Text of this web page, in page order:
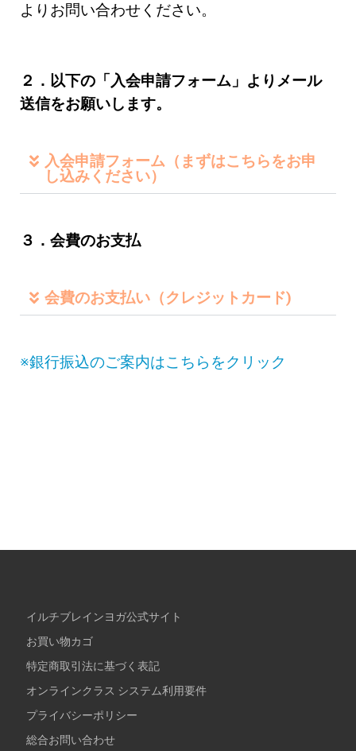
よりお問い合わせください。
２．以下の「入会申請フォーム」よりメール
送信をお願いします。
入会申請フォーム（まずはこちらをお申
し込みください）
３．会費のお支払
会費のお支払い（クレジットカード)
※銀行振込のご案内はこちらをクリック
イルチブレインヨガ公式サイト
お買い物カゴ
特定商取引法に基づく表記
オンラインクラス システム利用要件
プライバシーポリシー
総合お問い合わせ